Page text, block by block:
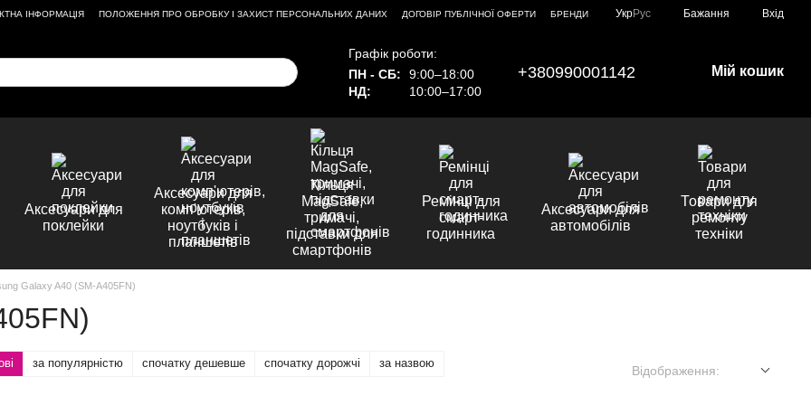
ІНФОРМАЦІЯ ПОЛОЖЕННЯ ПРО ОБРОБКУ І ЗАХИСТ ПЕРСОНАЛЬНИХ ДАНИХ ДОГОВІР ПУБЛІЧНОЇ ОФЕРТИ
БРЕНДИ
УкрРус Бажання Вхід
Графік роботи:
ПН - СБ:
9:00–18:00
НД:
10:00–17:00
+380990001142 Мій кошик
Аксесуари для
поклейки
Аксесуари для
комп'ютерів,
ноутбуків і
планшетів
Кільця
MagSafe,
тримачі,
підставки для
смартфонів
Ремінці для
смарт-
годинника
Аксесуари для
автомобілів
Товари для
ремонту
техніки
Galaxy A40 (SM-A405FN)
за популярністю спочатку дешевше спочатку дорожчі за назвою
Відображення: